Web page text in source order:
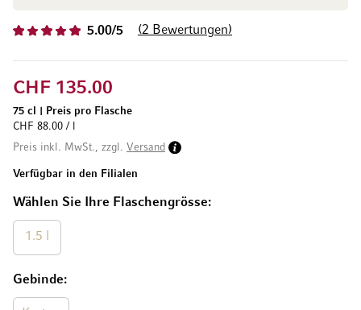
5.00/5 2 Bewertungen
Wählen Sie Ihre Flaschengrösse
1.5 l
Gebinde
CHF 135.00
75 cl
Preis pro Flasche
CHF 88.00 / l
Preis inkl. MwSt., zzgl. Versand
Verfügbar in den Filialen